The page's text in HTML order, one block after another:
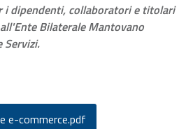
i dipendenti, collaboratori e titolari
Bilaterale Mantovano
Servizi.
e-commerce.pdf